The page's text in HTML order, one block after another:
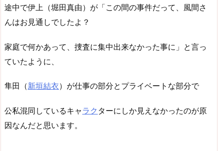
途中で伊上（堀田真由）が「この間の事件だって、風間さ
んはお見通しでしたよ？
家庭で何かあって、捜査に集中出来なかった事に」と言っ
ていたように、
隼田（新垣結衣）が仕事の部分とプライベートな部分で
公私混同しているキャラク ターにしか見えなかったのが原
因なんだと思います。